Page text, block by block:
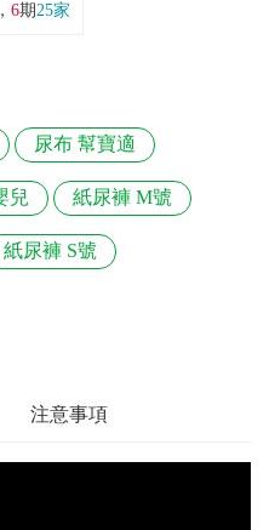
， 6期25家
尿布 幫寶適
兒 紙尿褲 M號
紙尿褲 S號
注意事項